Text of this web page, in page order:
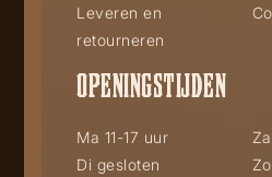
Leveren en
retourneren
OPENINGSTIJDEN
Ma 11-17 uur
Di gesloten